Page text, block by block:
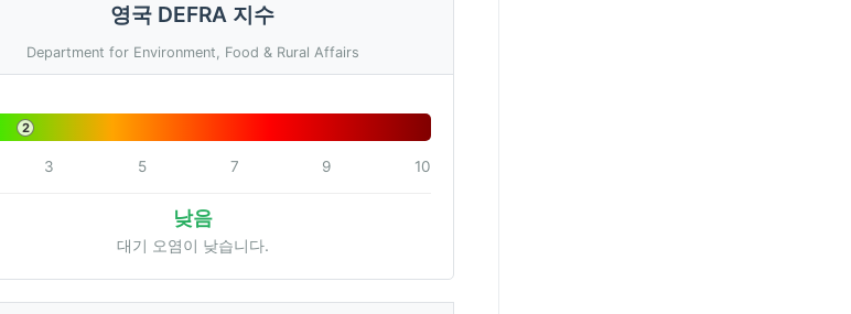
영국 DEFRA 지수
Department for Environment, Food & Rural Affairs
2
3 5 7 9 10
낮음
대기 오염이 낮습니다.